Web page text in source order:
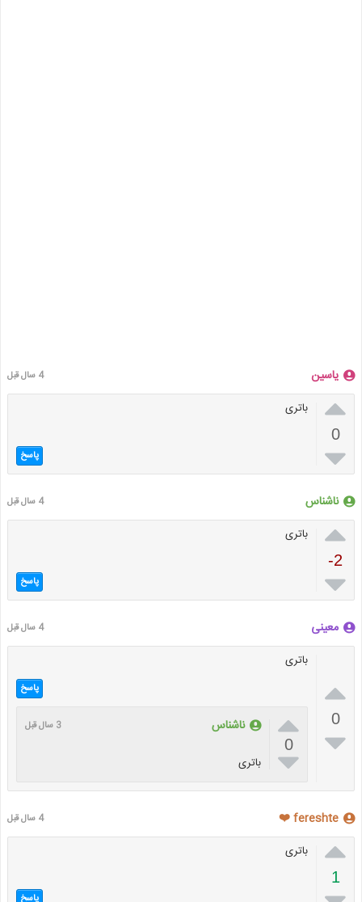
یاسین 4 سال قبل

0

باتری
پاسخ
ناشناس 4 سال قبل

-2

باتری
پاسخ
معینی 4 سال قبل

0

باتری
پاسخ

0

ناشناس 3 سال قبل
باتری
fereshte ❤️ 4 سال قبل

1
باتری
پاسخ